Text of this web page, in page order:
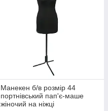
Манекен б/в розмір 44
портнівський пап'є-маше
жіночий на ніжці